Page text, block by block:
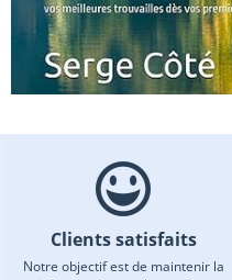
Clients satisfaits
Notre objectif est de maintenir la